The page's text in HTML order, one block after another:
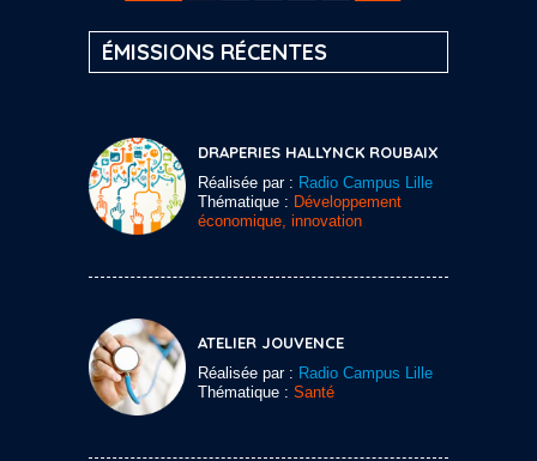
ÉMISSIONS RÉCENTES
DRAPERIES HALLYNCK ROUBAIX
Réalisée par : Radio Campus Lille
Thématique : Développement
économique, innovation
ATELIER JOUVENCE
Réalisée par : Radio Campus Lille
Thématique : Santé